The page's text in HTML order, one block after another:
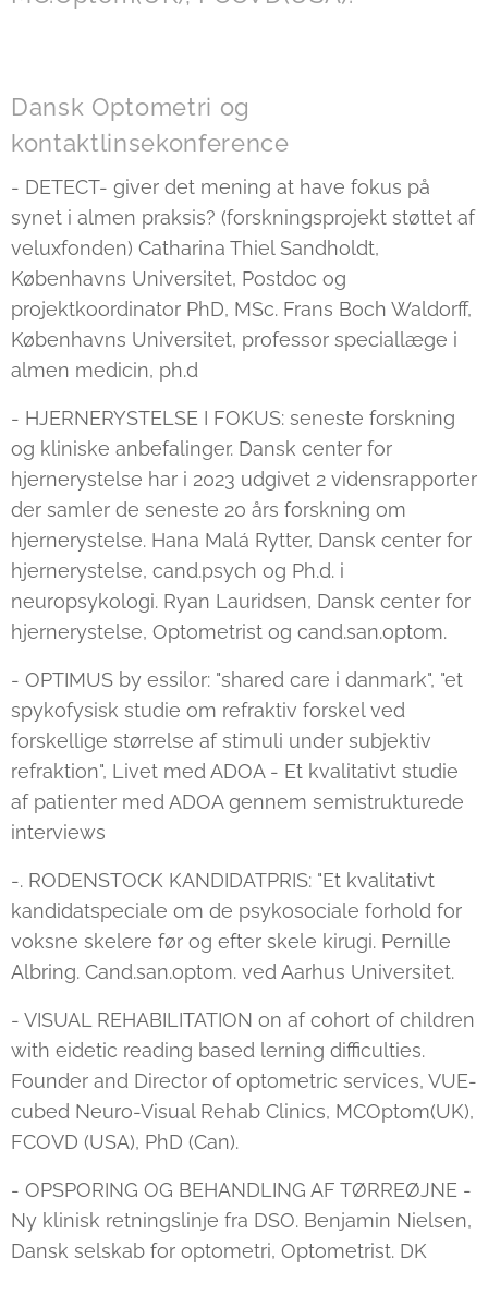
Dansk Optometri og
kontaktlinsekonference
- DETECT- giver det mening at have fokus på
synet i almen praksis? (forskningsprojekt støttet af
veluxfonden) Catharina Thiel Sandholdt,
Københavns Universitet, Postdoc og
projektkoordinator PhD, MSc. Frans Boch Waldorff,
Københavns Universitet, professor speciallæge i
almen medicin, ph.d
- HJERNERYSTELSE I FOKUS: seneste forskning
og kliniske anbefalinger. Dansk center for
hjernerystelse har i 2023 udgivet 2 vidensrapporter
der samler de seneste 20 års forskning om
hjernerystelse. Hana Malá Rytter, Dansk center for
hjernerystelse, cand.psych og Ph.d. i
neuropsykologi. Ryan Lauridsen, Dansk center for
hjernerystelse, Optometrist og cand.san.optom.
- OPTIMUS by essilor: "shared care i danmark", "et
spykofysisk studie om refraktiv forskel ved
forskellige størrelse af stimuli under subjektiv
refraktion", Livet med ADOA - Et kvalitativt studie
af patienter med ADOA gennem semistrukturede
interviews
-. RODENSTOCK KANDIDATPRIS: "Et kvalitativt
kandidatspeciale om de psykosociale forhold for
voksne skelere før og efter skele kirugi. Pernille
Albring. Cand.san.optom. ved Aarhus Universitet.
- VISUAL REHABILITATION on af cohort of children
with eidetic reading based lerning difficulties.
Founder and Director of optometric services, VUE-
cubed Neuro-Visual Rehab Clinics, MCOptom(UK),
FCOVD (USA), PhD (Can).
- OPSPORING OG BEHANDLING AF TØRREØJNE -
Ny klinisk retningslinje fra DSO. Benjamin Nielsen,
Dansk selskab for optometri, Optometrist. DK